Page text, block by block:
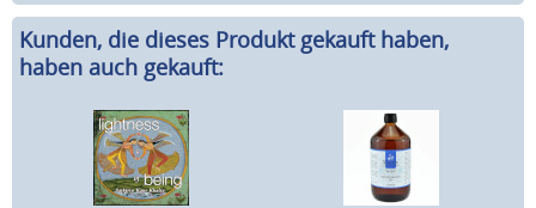
Kunden, die dieses Produkt gekauft haben,
haben auch gekauft: